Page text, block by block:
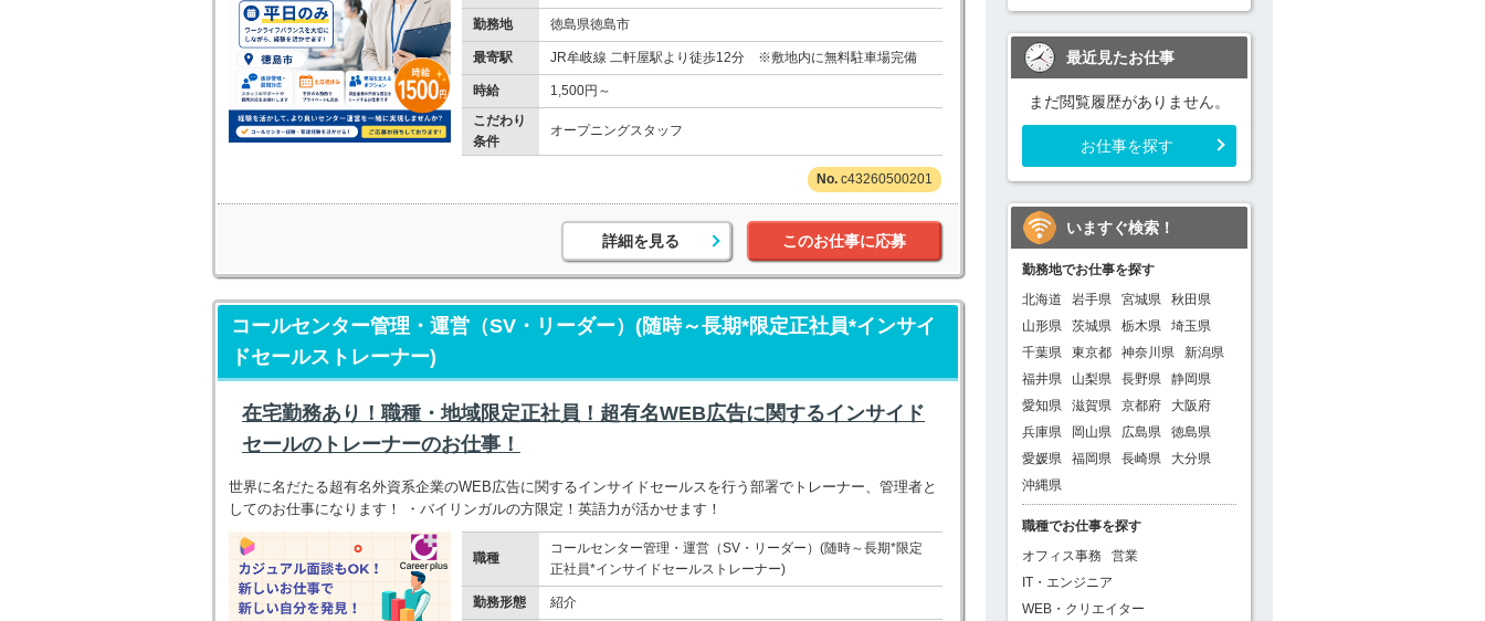
勤務地 徳島県徳島市
最寄駅 JR牟岐線 二軒屋駅より徒歩12分 ※敷地内に無料駐車場完備
時給
1,500円～
こだわり
条件
オープニングスタッフ
c43260500201
詳細を見る このお仕事に応募
コールセンター管理・運営（SV・リーダー）(随時～長期*限定正社員*インサイ
ドセールストレーナー)
在宅勤務あり！職種・地域限定正社員！超有名WEB広告に関するインサイド
セールのトレーナーのお仕事！
世界に名だたる超有名外資系企業のWEB広告に関するインサイドセールスを行う部署でトレーナー、管理者と
してのお仕事になります！ ・バイリンガルの方限定！英語力が活かせます！
職種
コールセンター管理・運営（SV・リーダー）(随時～長期*限定
正社員*インサイドセールストレーナー)
勤務形態 紹介
最近見たお仕事
まだ閲覧履歴がありません。
お仕事を探す
いますぐ検索！
勤務地でお仕事を探す
北海道
岩手県 宮城県
秋田県
山形県
茨城県 栃木県
埼玉県
千葉県
東京都 神奈川県
新潟県
福井県
山梨県 長野県
静岡県
愛知県
滋賀県 京都府
大阪府
兵庫県
岡山県 広島県
徳島県
愛媛県
福岡県 長崎県
大分県
沖縄県
職種でお仕事を探す
オフィス事務
営業
IT・エンジニア
WEB・クリエイター